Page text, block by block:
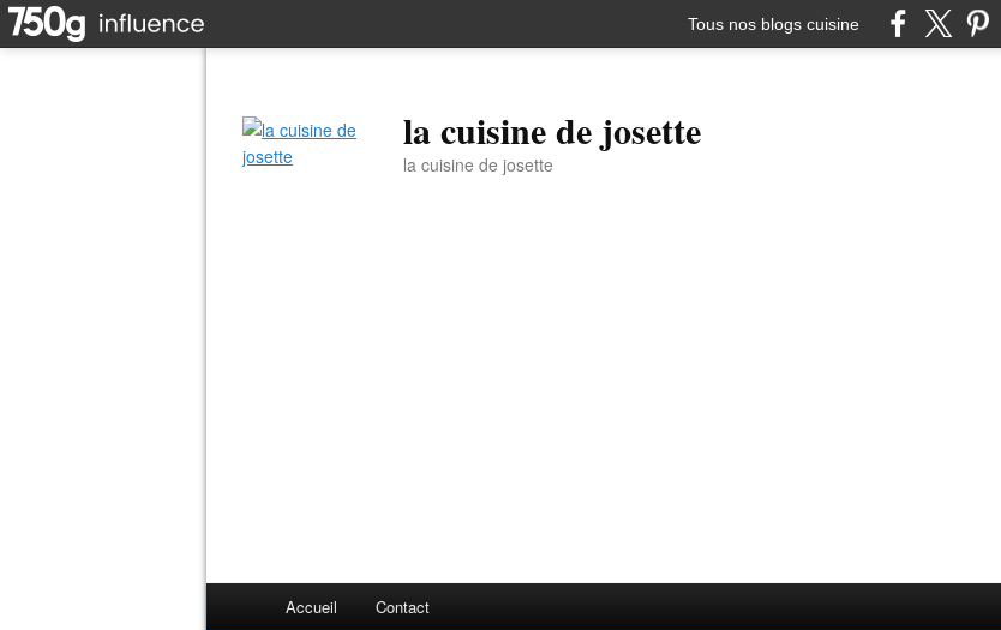
Tous nos blogs cuisine
la cuisine de josette
la cuisine de josette
Accueil Contact